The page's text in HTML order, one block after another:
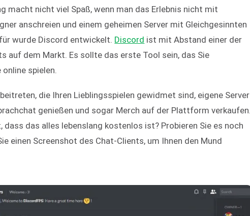
macht nicht viel Spaß, wenn man das Erlebnis nicht mit
anschreien und einem geheimen Server mit Gleichgesinnten
wurde Discord entwickelt. Discord ist mit Abstand einer der
auf dem Markt. Es sollte das erste Tool sein, das Sie
spielen.
die Ihren Lieblingsspielen gewidmet sind, eigene Server
genießen und sogar Merch auf der Plattform verkaufen.
dass das alles lebenslang kostenlos ist? Probieren Sie es noch
einen Screenshot des Chat-Clients, um Ihnen den Mund